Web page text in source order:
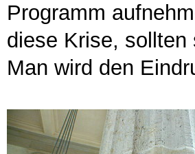
Programm
diese Krise, sollten
Man wird den